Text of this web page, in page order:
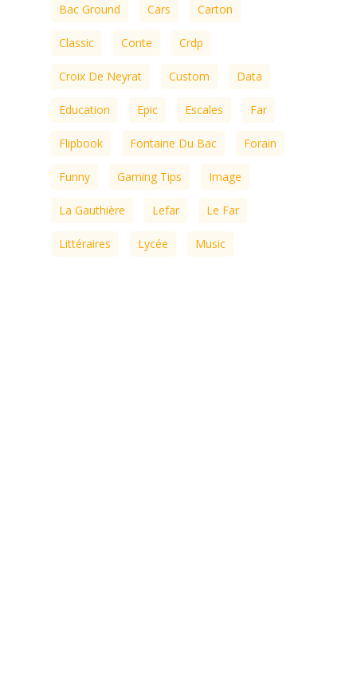
Bac Ground Cars Carton
Classic Conte Crdp
Croix De Neyrat Custom Data
Education Epic Escales Far
Flipbook Fontaine Du Bac Forain
Funny Gaming Tips Image
La Gauthière Lefar Le Far
Littéraires Lycée Music